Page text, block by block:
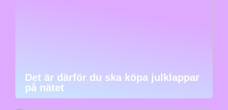
Det är därför du ska köpa julklappar
på nätet